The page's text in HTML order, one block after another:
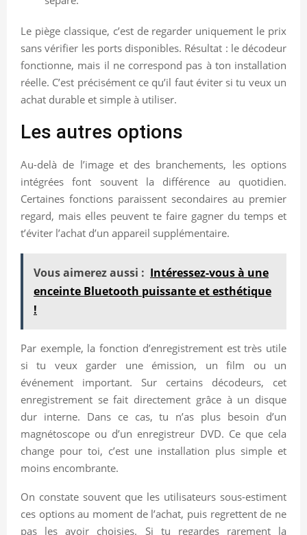
Le piège classique, c’est de regarder uniquement le prix
sans vérifier les ports disponibles. Résultat : le décodeur
fonctionne, mais il ne correspond pas à ton installation
réelle. C’est précisément ce qu’il faut éviter si tu veux un
achat durable et simple à utiliser.
Les autres options
Au-delà de l’image et des branchements, les options
intégrées font souvent la différence au quotidien.
Certaines fonctions paraissent secondaires au premier
regard, mais elles peuvent te faire gagner du temps et
t’éviter l’achat d’un appareil supplémentaire.
Vous aimerez aussi : Intéressez-vous à une
enceinte Bluetooth puissante et esthétique
!
Par exemple, la fonction d’enregistrement est très utile
si tu veux garder une émission, un film ou un
événement important. Sur certains décodeurs, cet
enregistrement se fait directement grâce à un disque
dur interne. Dans ce cas, tu n’as plus besoin d’un
magnétoscope ou d’un enregistreur DVD. Ce que cela
change pour toi, c’est une installation plus simple et
moins encombrante.
On constate souvent que les utilisateurs sous-estiment
ces options au moment de l’achat, puis regrettent de ne
pas les avoir choisies. Si tu regardes rarement la